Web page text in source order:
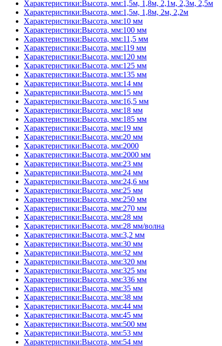
Характеристики:Высота, мм:1,5м, 1,8м, 2,1м, 2,3м, 2,5м
Характеристики:Высота, мм:1,5м, 1,8м, 2м, 2,2м
Характеристики:Высота, мм:10 мм
Характеристики:Высота, мм:100 мм
Характеристики:Высота, мм:11,5 мм
Характеристики:Высота, мм:119 мм
Характеристики:Высота, мм:120 мм
Характеристики:Высота, мм:125 мм
Характеристики:Высота, мм:135 мм
Характеристики:Высота, мм:14 мм
Характеристики:Высота, мм:15 мм
Характеристики:Высота, мм:16,5 мм
Характеристики:Высота, мм:18 мм
Характеристики:Высота, мм:185 мм
Характеристики:Высота, мм:19 мм
Характеристики:Высота, мм:20 мм
Характеристики:Высота, мм:2000
Характеристики:Высота, мм:2000 мм
Характеристики:Высота, мм:23 мм
Характеристики:Высота, мм:24 мм
Характеристики:Высота, мм:24,6 мм
Характеристики:Высота, мм:25 мм
Характеристики:Высота, мм:250 мм
Характеристики:Высота, мм:270 мм
Характеристики:Высота, мм:28 мм
Характеристики:Высота, мм:28 мм/волна
Характеристики:Высота, мм:3,2 мм
Характеристики:Высота, мм:30 мм
Характеристики:Высота, мм:32 мм
Характеристики:Высота, мм:320 мм
Характеристики:Высота, мм:325 мм
Характеристики:Высота, мм:336 мм
Характеристики:Высота, мм:35 мм
Характеристики:Высота, мм:38 мм
Характеристики:Высота, мм:44 мм
Характеристики:Высота, мм:45 мм
Характеристики:Высота, мм:500 мм
Характеристики:Высота, мм:53 мм
Характеристики:Высота, мм:54 мм